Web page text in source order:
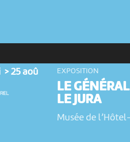
> 25 aoû EXPOSITION
LE
LE JURA
Musée de